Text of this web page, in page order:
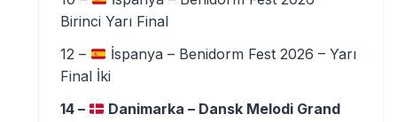
Birinci Yarı Final
12 –
İspanya – Benidorm Fest 2026 – Yarı
Final İki
14 –
Danimarka – Dansk Melodi Grand